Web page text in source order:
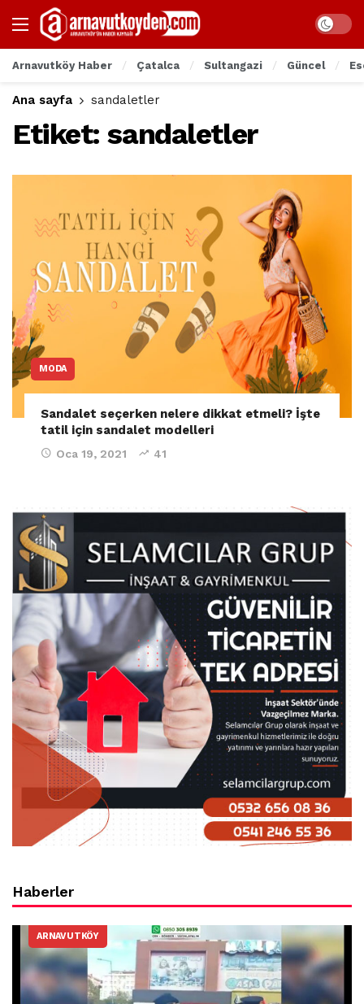
Arnavutköy Haber Çatalca Sultangazi Güncel
Ana sayfa sandaletler
Etiket: sandaletler
MODA
Sandalet seçerken nelere dikkat etmeli? İşte
tatil için sandalet modelleri
Oca 19, 2021 41
Haberler
ARNAVUTKÖY